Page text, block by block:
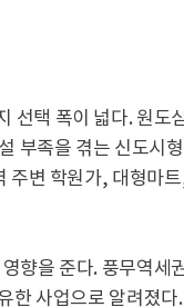
선택 폭이 넓다. 원도
부족을 겪는 신도시
주변 학원가, 대형마
향을 준다. 풍무역
한 사업으로 알려졌